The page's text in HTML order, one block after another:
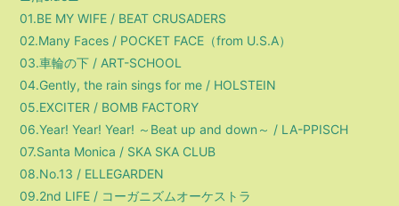
01.BE MY WIFE / BEAT CRUSADERS
02.Many Faces / POCKET FACE（from U.S.A）
03.車輪の下 / ART-SCHOOL
04.Gently, the rain sings for me / HOLSTEIN
05.EXCITER / BOMB FACTORY
06.Year! Year! Year! ～Beat up and down～ / LA-PPISCH
07.Santa Monica / SKA SKA CLUB
08.No.13 / ELLEGARDEN
09.2nd LIFE / コーガニズムオーケストラ